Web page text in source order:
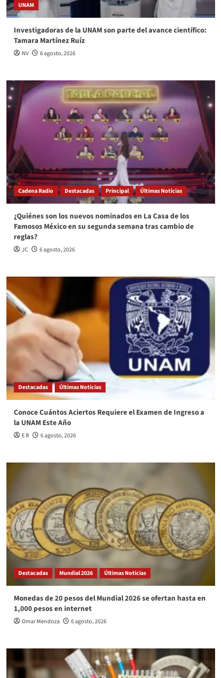
UNAM
Investigadoras de la UNAM son parte del avance científico:
Tamara Martínez Ruíz
NV 6 agosto, 2026
Cadena Radio Destacadas Principal Últimas Noticias
¿Quiénes son los nuevos nominados en La Casa de los
Famosos México en su segunda semana tras cambio de
reglas?
JC 6 agosto, 2026
Destacadas Últimas Noticias
Conoce Cuántos Aciertos Requiere el Examen de Ingreso a
la UNAM Este Año
E R 6 agosto, 2026
Destacadas Mundial 2026 Últimas Noticias
Monedas de 20 pesos del Mundial 2026 se ofertan hasta en
1,000 pesos en internet
Omar Mendoza 6 agosto, 2026